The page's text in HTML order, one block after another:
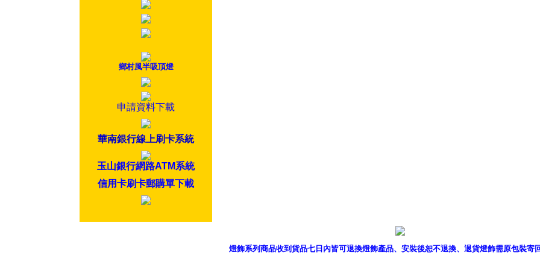
鄉村風半吸頂燈
申請資料下載
華南銀行線上刷卡系統
玉山銀行網路ATM系統
信用卡刷卡郵購單下載
燈飾系列商品收到貨品七日內皆可退換燈飾產品、安裝後恕不退換、退貨燈飾需原包裝寄